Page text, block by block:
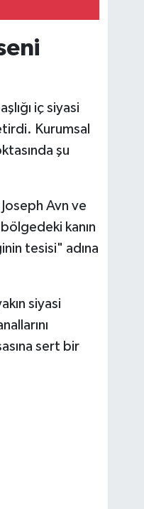
iç siyasi
Kurumsal
şu
Avn ve
kanın
tesisi" adına
siyasi
sert bir